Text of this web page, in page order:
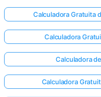
Calculadora Gratuita
Calculadora
Calculadora
Calculadora